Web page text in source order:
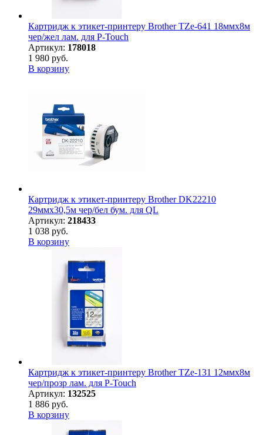
Картридж к этикет-принтеру Brother TZe-641 18ммх8м
чер/жел лам. для P-Touch
Артикул: 178018
1 980 руб.
В корзину
Картридж к этикет-принтеру Brother DK22210
29ммх30,5м чер/бел бум. для QL
Артикул: 218433
1 038 руб.
В корзину
Картридж к этикет-принтеру Brother TZe-131 12ммх8м
чер/прозр лам. для P-Touch
Артикул: 132525
1 886 руб.
В корзину